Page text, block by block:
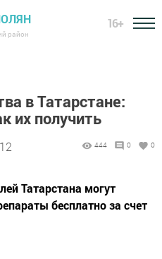
район
16+
в Татарстане:
их получить
444 0 0
Татарстана могут
бесплатно за счет